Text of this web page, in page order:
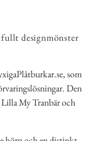
designmönster
som
Den
My Tranbär och